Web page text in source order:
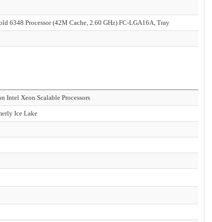
6348 Processor (42M Cache, 2.60 GHz) FC-LGA16A, Tray
Intel Xeon Scalable Processors
Ice Lake